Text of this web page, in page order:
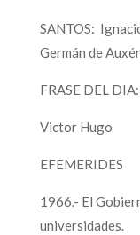
SANTOS:
Germán de
FRASE DEL
Victor Hugo
EFEMERIDES
1966.- El
universidades.